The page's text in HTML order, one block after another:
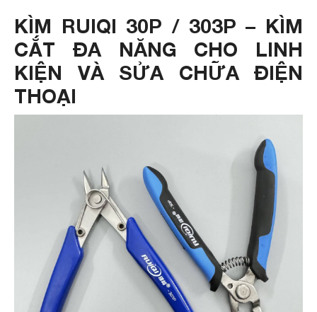
KÌM RUIQI 30P / 303P – KÌM
CẮT ĐA NĂNG CHO LINH
KIỆN VÀ SỬA CHỮA ĐIỆN
THOẠI